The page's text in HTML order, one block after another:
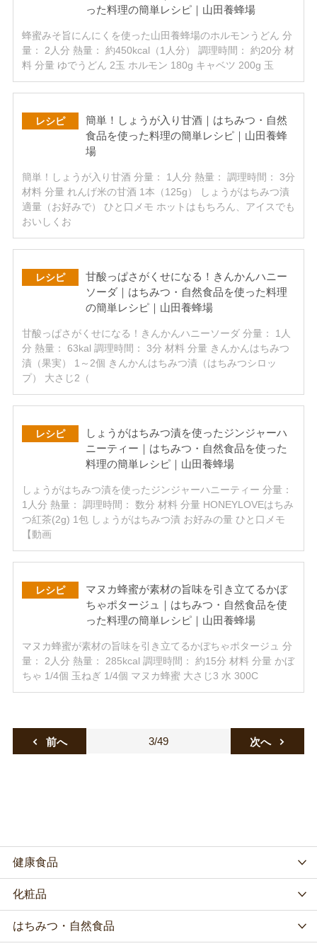
った料理の簡単レシピ｜山田養蜂場
蜂蜜みそ旨にんにくを使った山田養蜂場のホルモンうどん 分
量： 2人分 熱量： 約450kcal（1人分） 調理時間： 約20分 材
料 分量 ゆでうどん 2玉 ホルモン 180g キャベツ 200g 玉
レシピ
簡単！しょうが入り甘酒｜はちみつ・自然
食品を使った料理の簡単レシピ｜山田養蜂
場
簡単！しょうが入り甘酒 分量： 1人分 熱量： 調理時間： 3分
材料 分量 れんげ米の甘酒 1本（125g） しょうがはちみつ漬
適量（お好みで） ひと口メモ ホットはもちろん、アイスでも
おいしくお
レシピ
甘酸っぱさがくせになる！きんかんハニー
ソーダ｜はちみつ・自然食品を使った料理
の簡単レシピ｜山田養蜂場
甘酸っぱさがくせになる！きんかんハニーソーダ 分量： 1人
分 熱量： 63kal 調理時間： 3分 材料 分量 きんかんはちみつ
漬（果実） 1～2個 きんかんはちみつ漬（はちみつシロッ
プ） 大さじ2（
レシピ
しょうがはちみつ漬を使ったジンジャーハ
ニーティー｜はちみつ・自然食品を使った
料理の簡単レシピ｜山田養蜂場
しょうがはちみつ漬を使ったジンジャーハニーティー 分量：
1人分 熱量： 調理時間： 数分 材料 分量 HONEYLOVEはちみ
つ紅茶(2g) 1包 しょうがはちみつ漬 お好みの量 ひと口メモ
【動画
レシピ
マヌカ蜂蜜が素材の旨味を引き立てるかぼ
ちゃポタージュ｜はちみつ・自然食品を使
った料理の簡単レシピ｜山田養蜂場
マヌカ蜂蜜が素材の旨味を引き立てるかぼちゃポタージュ 分
量： 2人分 熱量： 285kcal 調理時間： 約15分 材料 分量 かぼ
ちゃ 1/4個 玉ねぎ 1/4個 マヌカ蜂蜜 大さじ3 水 300C
3/49
前へ 次へ
健康食品
化粧品
はちみつ・自然食品